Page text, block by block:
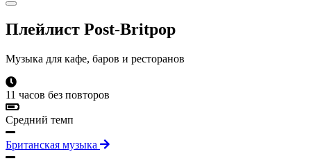
Плейлист Post-Britpop
Музыка для кафе, баров и ресторанов
11 часов без повторов
Средний темп
Британская музыка